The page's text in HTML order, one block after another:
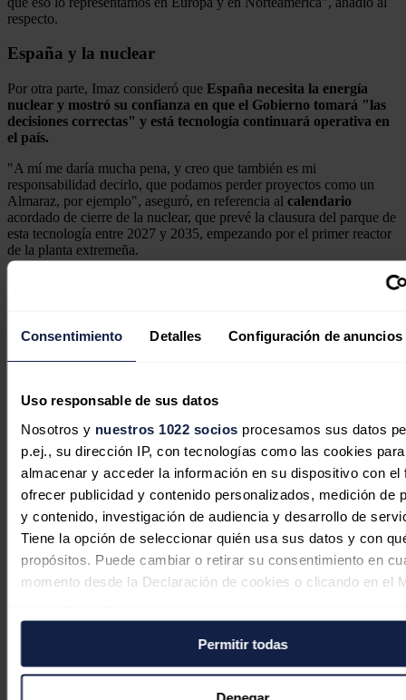
Consentimiento Detalles Configuración de anuncios
Uso responsable de sus datos
Nosotros y nuestros 1022 socios procesamos sus datos
p.ej., su dirección IP, con tecnologías como las cookies para
almacenar y acceder la información en su dispositivo con el
ofrecer publicidad y contenido personalizados, medición de
y contenido, investigación de audiencia y desarrollo de
Tiene la opción de seleccionar quién usa sus datos y con
propósitos. Puede cambiar o retirar su consentimiento en
momento desde la Declaración de cookies o clicando en el
Si lo permite, también quisiéramos:
Recopilar información sobre su ubicación geográfica
puede tener una precisión de varios metros
Permitir todas
Denegar
respecto.
España y la nuclear
Por otra parte, Imaz consideró que España necesita la energía
nuclear y mostró su confianza en que el Gobierno tomará "las
decisiones correctas" y está tecnología continuará operativa en
el país.
"A mí me daría mucha pena, y creo que también es mi
responsabilidad decirlo, que podamos perder proyectos como un
Almaraz, por ejemplo", aseguró, en referencia al calendario
acordado de cierre de la nuclear, que prevé la clausura del parque de
esta tecnología entre 2027 y 2035, empezando por el primer reactor
de la planta extremeña.
Y es que Imaz valoró las bondades de las renovables, pero subrayó
natural.
"Si cerramos la nuclear, vamos a usar más gas, vamos a
depender más de las importaciones de gas y vamos a generar más
emisiones", advirtió.
Noticias relacionadas
España eleva un 4,7% sus
importaciones de crudo en junio, con
EEUU como principal suministrador
Redacción05/08/2026
Las previsiones de capacidad de los
centros de datos en EEUU se disparan